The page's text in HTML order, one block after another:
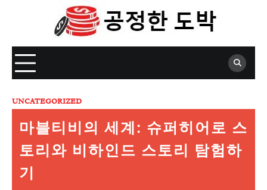
UNCATEGORIZED
마블티비의 세계: 슈퍼히어로 스
토리와 비하인드 스토리 탐험하
기